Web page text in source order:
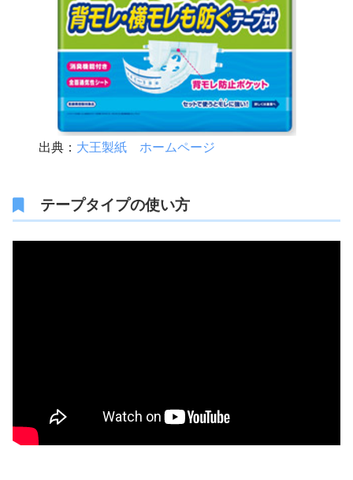
出典： 大王製紙 ホームページ
テープタイプの使い方